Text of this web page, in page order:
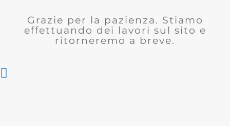
Grazie per la pazienza. Stiamo
effettuando dei lavori sul sito e
ritorneremo a breve.